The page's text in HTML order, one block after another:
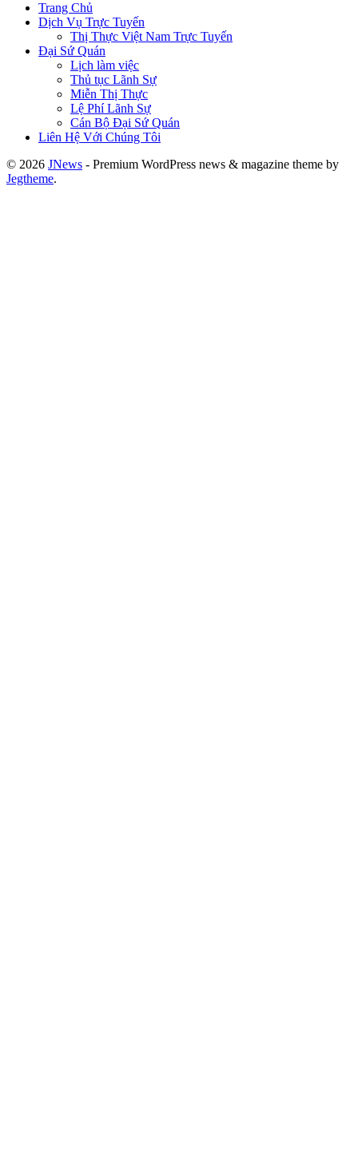
Trang Chủ
Dịch Vụ Trực Tuyến
Thị Thực Việt Nam Trực Tuyến
Đại Sứ Quán
Lịch làm việc
Thủ tục Lãnh Sự
Miễn Thị Thực
Lệ Phí Lãnh Sự
Cán Bộ Đại Sứ Quán
Liên Hệ Với Chúng Tôi
© 2026 JNews - Premium WordPress news & magazine theme by
Jegtheme.